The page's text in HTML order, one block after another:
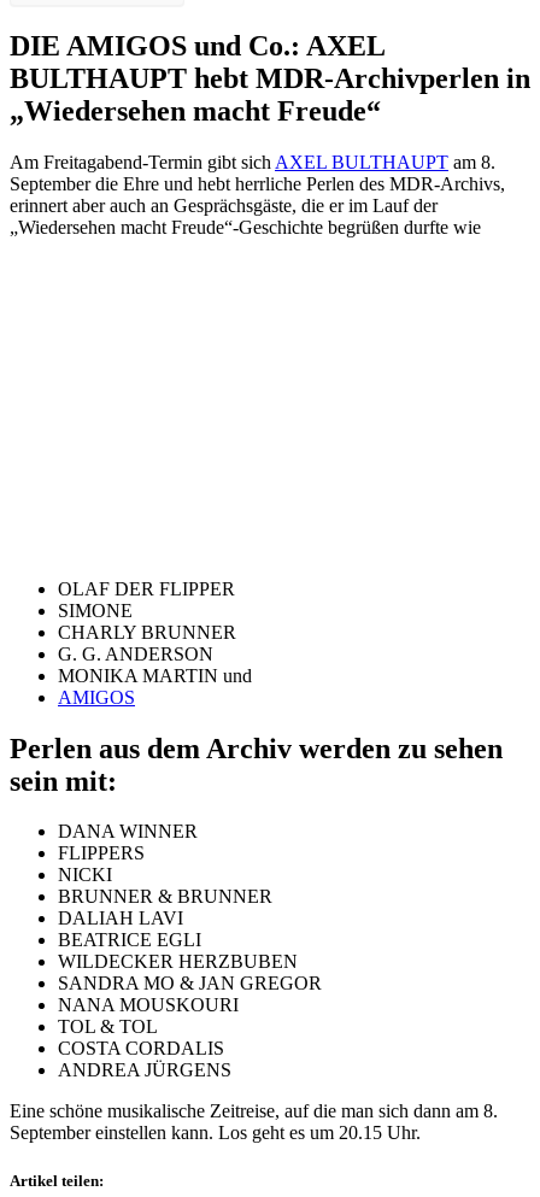
DIE AMIGOS und Co.: AXEL
BULTHAUPT hebt MDR-Archivperlen in
„Wiedersehen macht Freude“
Am Freitagabend-Termin gibt sich AXEL BULTHAUPT am 8.
September die Ehre und hebt herrliche Perlen des MDR-Archivs,
erinnert aber auch an Gesprächsgäste, die er im Lauf der
„Wiedersehen macht Freude“-Geschichte begrüßen durfte wie
OLAF DER FLIPPER
SIMONE
CHARLY BRUNNER
G. G. ANDERSON
MONIKA MARTIN und
AMIGOS
Perlen aus dem Archiv werden zu sehen
sein mit:
DANA WINNER
FLIPPERS
NICKI
BRUNNER & BRUNNER
DALIAH LAVI
BEATRICE EGLI
WILDECKER HERZBUBEN
SANDRA MO & JAN GREGOR
NANA MOUSKOURI
TOL & TOL
COSTA CORDALIS
ANDREA JÜRGENS
Eine schöne musikalische Zeitreise, auf die man sich dann am 8.
September einstellen kann. Los geht es um 20.15 Uhr.
Artikel teilen: